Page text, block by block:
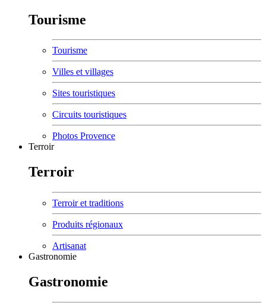
Tourisme
Tourisme
Villes et villages
Sites touristiques
Circuits touristiques
Photos Provence
Terroir
Terroir
Terroir et traditions
Produits régionaux
Artisanat
Gastronomie
Gastronomie